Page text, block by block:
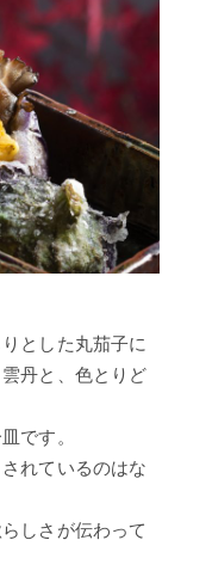
とした丸茄子に
丹と、色とりど
です。
れているのはな
しさが伝わって